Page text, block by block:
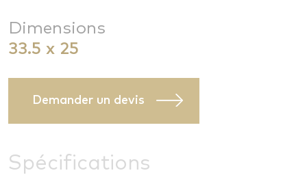
Dimensions
33.5 x 25
Demander un devis
Spécifications